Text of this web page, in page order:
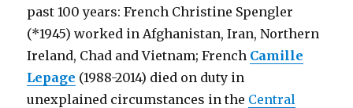
past 100 years: French Christine Spengler
(*1945) worked in Afghanistan, Iran, Northern
Ireland, Chad and Vietnam; French Camille
Lepage (1988-2014) died on duty in
unexplained circumstances in the Central